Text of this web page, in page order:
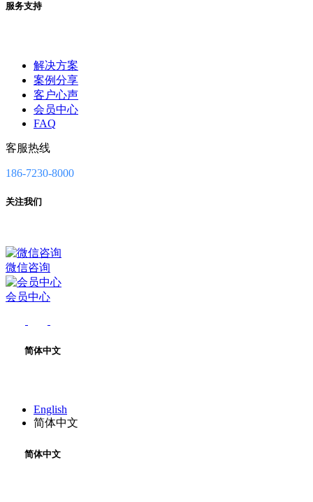
服务支持
解决方案
案例分享
客户心声
会员中心
FAQ
客服热线
186-7230-8000
关注我们
微信咨询
会员中心
简体中文
English
简体中文
简体中文